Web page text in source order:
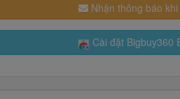
Nhận thông báo
Cài đặt Bigbuy360